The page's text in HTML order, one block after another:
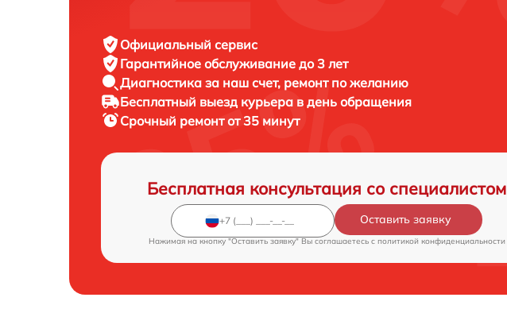
Официальный сервис
Гарантийное обслуживание до 3 лет
Диагностика за наш счет, ремонт по желанию
Бесплатный выезд курьера в день обращения
Срочный ремонтот 35 минут
Бесплатная консультация со специалистом
Оставить заявку
Нажимая на кнопку "Оставить заявку" Вы соглашаетесь c политикой конфиденциальности